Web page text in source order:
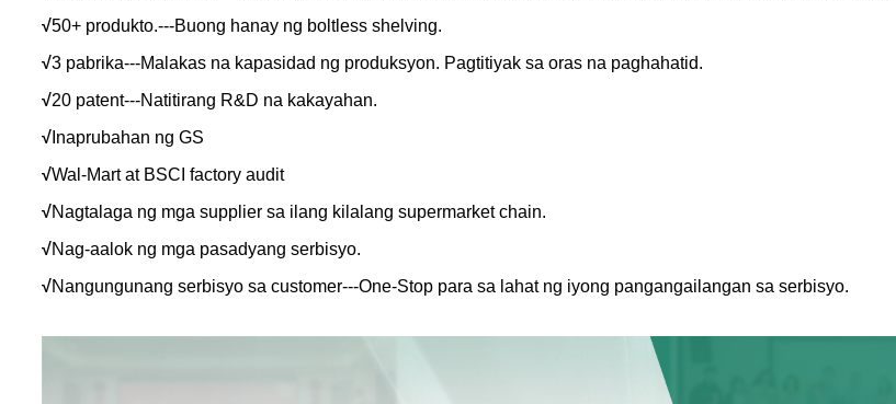
√50+ produkto.---Buong hanay ng boltless shelving.
√3 pabrika---Malakas na kapasidad ng produksyon. Pagtitiyak sa oras na paghahatid.
√20 patent---Natitirang R&D na kakayahan.
√ Inaprubahan ng GS
√Wal-Mart at BSCI factory audit
√Nagtalaga ng mga supplier sa ilang kilalang supermarket chain.
√Nag-aalok ng mga pasadyang serbisyo.
√Nangungunang serbisyo sa customer---One-Stop para sa lahat ng iyong pangangailangan sa serbisyo.